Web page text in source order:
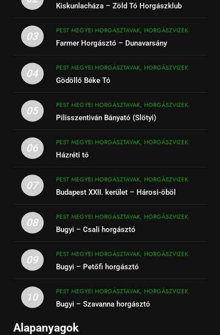
Kiskunlacháza – Zöld Tó Horgászklub
03
PEST MEGYEI HORGÁSZTAVAK, HORGÁSZVIZEK
Farmer Horgásztó – Dunavarsány
04
PEST MEGYEI HORGÁSZTAVAK, HORGÁSZVIZEK
Gödöllő Béke Tó
05
PEST MEGYEI HORGÁSZTAVAK, HORGÁSZVIZEK
Pilisszentiván Bányató (Slötyi)
06
PEST MEGYEI HORGÁSZTAVAK, HORGÁSZVIZEK
Házréti tó
07
PEST MEGYEI HORGÁSZTAVAK, HORGÁSZVIZEK
Budapest XXII. kerület – Hárosi-öböl
08
PEST MEGYEI HORGÁSZTAVAK, HORGÁSZVIZEK
Bugyi – Csali horgásztó
09
PEST MEGYEI HORGÁSZTAVAK, HORGÁSZVIZEK
Bugyi – Petőfi horgásztó
10
PEST MEGYEI HORGÁSZTAVAK, HORGÁSZVIZEK
Bugyi – Szavanna horgásztó
Alapanyagok